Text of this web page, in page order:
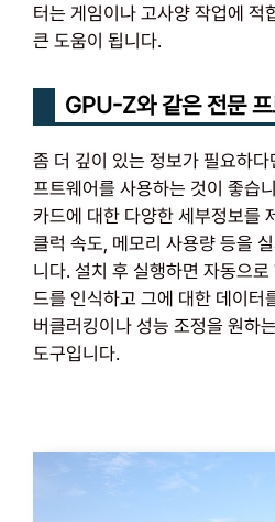
터는 게임이나 고사양 작업에 적
큰 도움이 됩니다.
GPU-Z와 같은 전문
좀 더 깊이 있는 정보가 필요하
프트웨어를 사용하는 것이 좋습
카드에 대한 다양한 세부정보를
클럭 속도, 메모리 사용량 등을
니다. 설치 후 실행하면 자동으
드를 인식하고 그에 대한 데이터
버클러킹이나 성능 조정을 원하
도구입니다.